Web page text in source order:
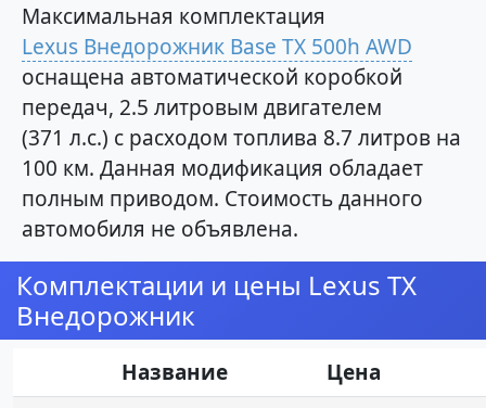
Максимальная комплектация
Lexus Внедорожник Base TX 500h AWD
оснащена автоматической коробкой
передач, 2.5 литровым двигателем
(371 л.с.) с расходом топлива 8.7 литров на
100 км. Данная модификация обладает
полным приводом. Стоимость данного
автомобиля не объявлена.
Комплектации и цены Lexus TX
Внедорожник
Название
Цена